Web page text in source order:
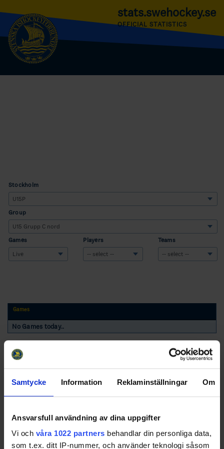
Samtycke Information Reklaminställningar Om
Ansvarsfull användning av dina uppgifter
Vi och våra 1022 partners behandlar din personliga data,
som t.ex. ditt IP-nummer, och använder teknologi såsom
stats.swehockey.se
OFFICIAL STATISTICS
Stockholm
Group
Games Players Teams
Games
No Games today..
Swehockey – Svenska Ishockeyförbundets officiella app
Swehockey ger dig tillgång till nyheter, livebevakning